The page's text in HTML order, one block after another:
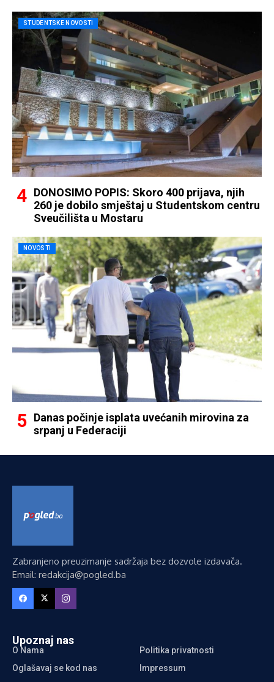
STUDENTSKE NOVOSTI
DONOSIMO POPIS: Skoro 400 prijava, njih
260 je dobilo smještaj u Studentskom centru
Sveučilišta u Mostaru
NOVOSTI
Danas počinje isplata uvećanih mirovina za
srpanj u Federaciji
Zabranjeno preuzimanje sadržaja bez dozvole izdavača.
Email: redakcija@pogled.ba
Upoznaj nas
O Nama
Politika privatnosti
Oglašavaj se kod nas
Impressum